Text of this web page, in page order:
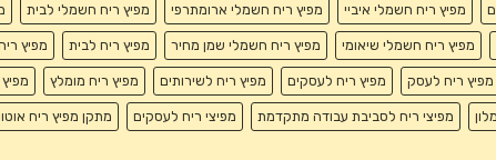
מפיץ ריח חשמלי איביי מפיץ ריח חשמלי ארומתרפי מפיץ ריח חשמלי לבית
מפיץ ריח חשמלי שיאומי מפיץ ריח חשמלי שמן מחיר מפיץ ריח לבית מפיץ
מפיץ ריח לעסק מפיץ ריח לעסקים מפיץ ריח לשירותים מפיץ ריח מומלץ
מפיצי ריח לסביבת עבודה מתקדמת מפיצי ריח לעסקים מתקן מפיץ ריח